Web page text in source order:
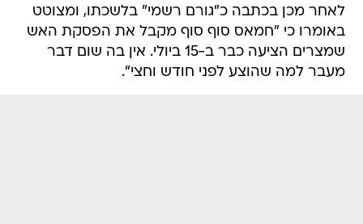
לאחר מכן בכתבה כ"גורם רשמי" בלשכתו, ומצוטט
באומרו כי "חמאס סוף סוף מקבל את הפסקת האש
שמצרים הציעה כבר ב-15 ביולי. אין בה שום דבר
מעבר למה שהוצע לפני חודש וחצי".